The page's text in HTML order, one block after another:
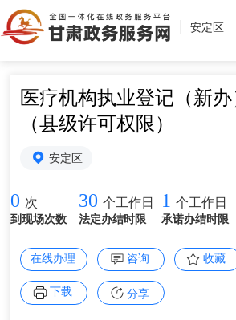
安定区
医疗机构执业登记（新办
（县级许可权限）
安定区
0 次
到现场次数
30 个工作日
法定办结时限
1 个工作日
承诺办结时限
在线办理 咨询 收藏
下载 分享